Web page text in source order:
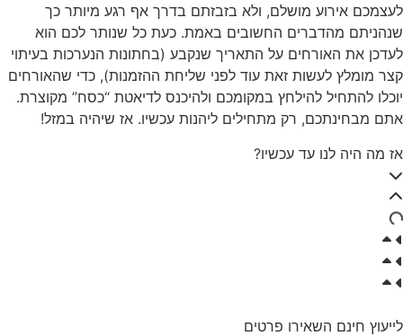
לעצמכם אירוע מושלם, ולא בזבזתם בדרך אף רגע מיותר כך
שנהניתם מהדברים החשובים באמת. כעת כל שנותר לכם הוא
לעדכן את האורחים על התאריך שנקבע (בחתונות הנערכות בעיתוי
קצר מומלץ לעשות זאת עוד לפני שליחת ההזמנות), כדי שהאורחים
יוכלו להתחיל להילחץ במקומכם ולהיכנס לדיאטת “כסח” מקוצרת.
אתם מבחינתכם, רק מתחילים ליהנות עכשיו. אז שיהיה במזל!
אז מה היה לנו עד עכשיו?
לייעוץ חינם השאירו פרטים